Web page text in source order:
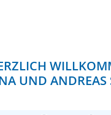
UND ANDREAS